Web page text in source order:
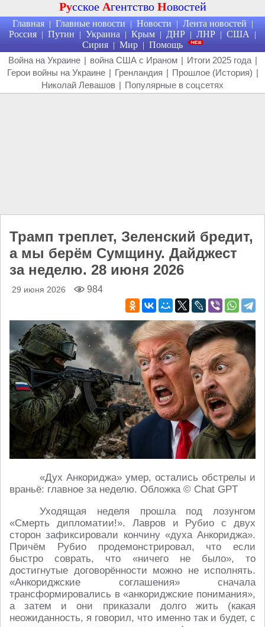
Русское Агентство Новостей
Главная | Главные новости | Новости | Лента новостей |
Россия | Путин | Украина | Крым | ДНР | ЛНР | США |
Сирия | Мир | Помощь
Война на Украине | война США с Ираном | Итоги 2025 года |
Герои войны на Украине | Гренландия | Прошлое (История) |
Николай Левашов | Популярные в соцсетях
Трамп треплет, Зеленский бредит,
а мы берём Сумщину. Дайджест
за неделю. 28 июня 2026
29 июня 2026 984
«Дух Анкориджа» умер, остались обстрелы и
враньё: главное за неделю. Обложка © Chat GPT
Уходящая неделя прошла под лозунгом
«Смерть дипломатии!». Лавров и Рубио с двух
сторон зафиксировали кончину «духа Анкориджа».
Причём Рубио продемонстрировал, что если
быстро соврать, что «ничего не было», то
достигнутые договорённости можно не исполнять.
«Анкориджские соглашения» сначала
трансформировались в «анкориджские понимания»,
а затем и они приказали долго жить (какая
неожиданность, я говорил, что именно так и будет, с